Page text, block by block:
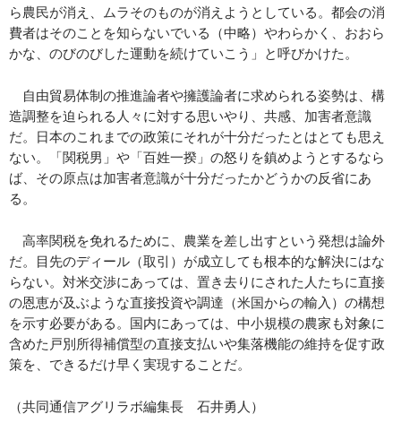
ら農民が消え、ムラそのものが消えようとしている。都会の消
費者はそのことを知らないでいる（中略）やわらかく、おおら
かな、のびのびした運動を続けていこう」と呼びかけた。
自由貿易体制の推進論者や擁護論者に求められる姿勢は、構
造調整を迫られる人々に対する思いやり、共感、加害者意識
だ。日本のこれまでの政策にそれが十分だったとはとても思え
ない。「関税男」や「百姓一揆」の怒りを鎮めようとするなら
ば、その原点は加害者意識が十分だったかどうかの反省にあ
る。
高率関税を免れるために、農業を差し出すという発想は論外
だ。目先のディール（取引）が成立しても根本的な解決にはな
らない。対米交渉にあっては、置き去りにされた人たちに直接
の恩恵が及ぶような直接投資や調達（米国からの輸入）の構想
を示す必要がある。国内にあっては、中小規模の農家も対象に
含めた戸別所得補償型の直接支払いや集落機能の維持を促す政
策を、できるだけ早く実現することだ。
（共同通信アグリラボ編集長 石井勇人）